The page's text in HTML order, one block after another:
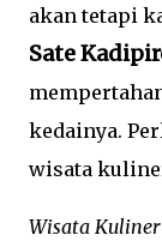
akan tetapi
Sate
kedainya.
wisata
Wisata